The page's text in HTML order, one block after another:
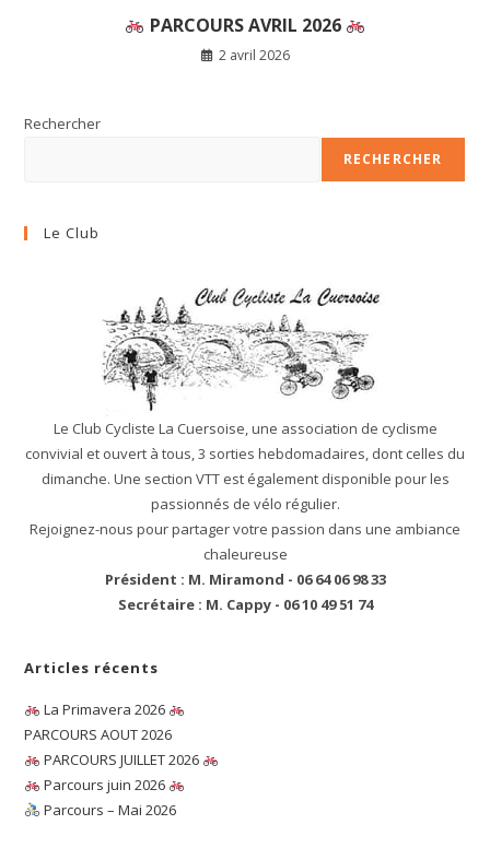
PARCOURS AVRIL 2026
2 avril 2026
Rechercher
RECHERCHER
Le Club
Le Club Cycliste La Cuersoise, une association de cyclisme
convivial et ouvert à tous, 3 sorties hebdomadaires, dont celles du
dimanche. Une section VTT est également disponible pour les
passionnés de vélo régulier.
Rejoignez-nous pour partager votre passion dans une ambiance
chaleureuse
Président : M. Miramond - 06 64 06 98 33
Secrétaire : M. Cappy - 06 10 49 51 74
Articles récents
La Primavera 2026
PARCOURS AOUT 2026
PARCOURS JUILLET 2026
Parcours juin 2026
Parcours – Mai 2026